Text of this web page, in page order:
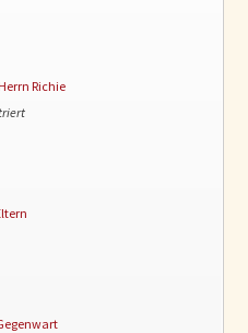
Richie